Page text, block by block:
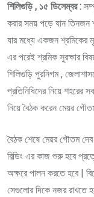
শিলিগুড়ি , ১৫ ডিসেম্বর :
করার সময় পড়ে যান তিনজন
যার মধ্যে একজন শ্রমিকের
এর পরেই শ্রমিক সুরক্ষার
শিলিগুড়ি পুরনিগম ,
প্রতিনিধিদের নিয়ে শহরের
নিয়ে বৈঠক করেন মেয়র
বৈঠক শেষে মেয়র গৌতম
বিল্ডিং এর কাজ শুরু হবে
অক্ষরে পালন করতে হবে |
সেগুলোর দিকে নজর রাখতে